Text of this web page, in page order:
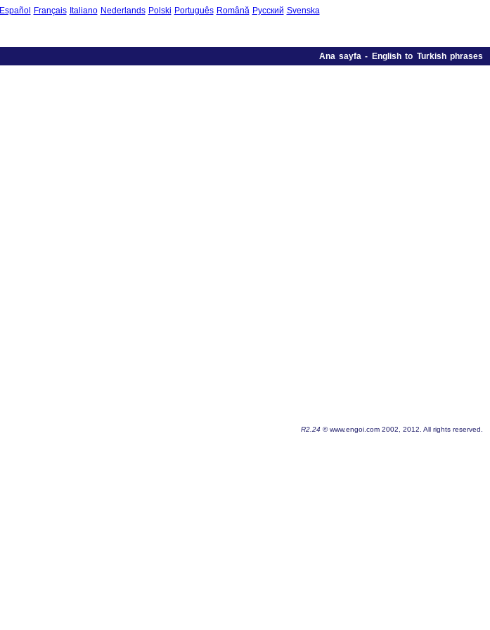
Español Français Italiano Nederlands Polski Português Română Русский Svenska
Ana sayfa- English to Turkish phrases
R2.24 © www.engoi.com 2002, 2012. All rights reserved.